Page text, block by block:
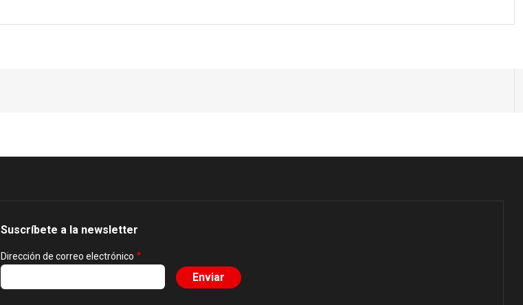
Suscríbete a la newsletter
Dirección de correo electrónico